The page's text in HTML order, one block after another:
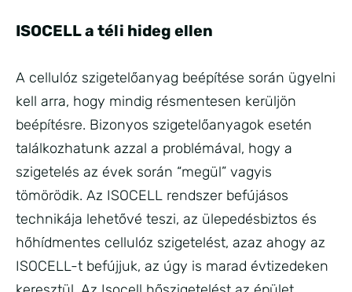
ISOCELL a téli hideg ellen
A cellulóz szigetelőanyag beépítése során ügyelni
kell arra, hogy mindig résmentesen kerüljön
beépítésre. Bizonyos szigetelőanyagok esetén
találkozhatunk azzal a problémával, hogy a
szigetelés az évek során “megül” vagyis
tömörödik. Az ISOCELL rendszer befújásos
technikája lehetővé teszi, az ülepedésbiztos és
hőhídmentes cellulóz szigetelést, azaz ahogy az
ISOCELL-t befújjuk, az úgy is marad évtizedeken